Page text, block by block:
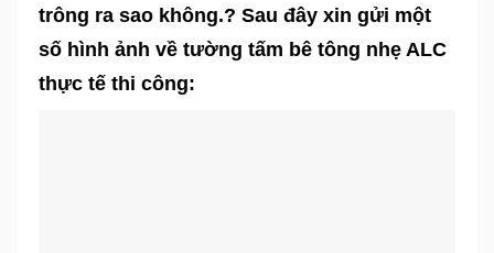
trông ra sao không.? Sau đây xin gửi một
số hình ảnh về tường tấm bê tông nhẹ ALC
thực tế thi công: